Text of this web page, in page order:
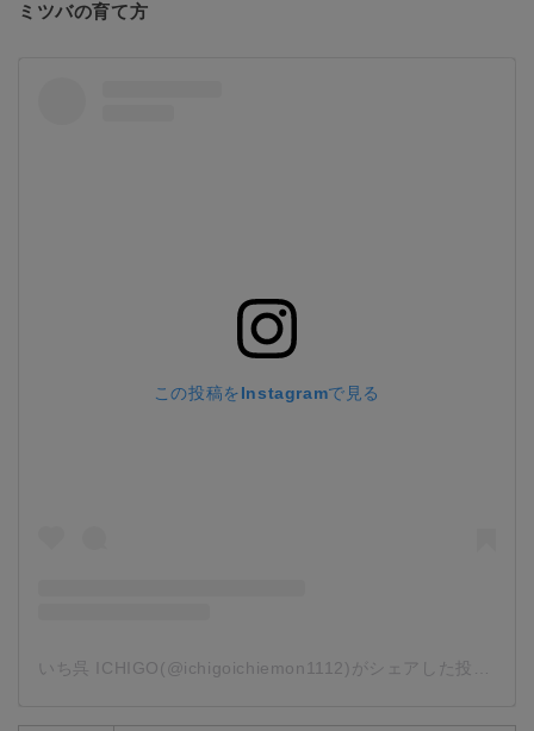
ミツバの育て方
この投稿をInstagramで見る